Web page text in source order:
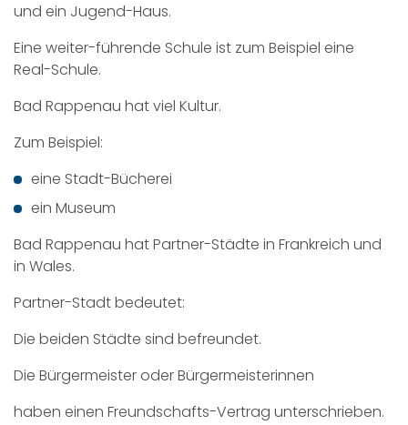
und ein Jugend-Haus.
Eine weiter-führende Schule ist zum Beispiel eine
Real-Schule.
Bad Rappenau hat viel Kultur.
Zum Beispiel:
eine Stadt-Bücherei
ein Museum
Bad Rappenau hat Partner-Städte in Frankreich und
in Wales.
Partner-Stadt bedeutet:
Die beiden Städte sind befreundet.
Die Bürgermeister oder Bürgermeisterinnen
haben einen Freundschafts-Vertrag unterschrieben.